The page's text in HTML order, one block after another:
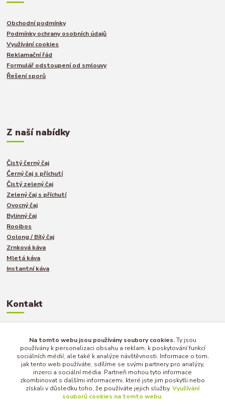
Obchodní podmínky
Podmínky ochrany osobních údajů
Využívání cookies
Reklamační řád
Formulář odstoupení od smlouvy
Řešení sporů
Z naší nabídky
Čistý černý čaj
Černý čaj s příchutí
Čistý zelený čaj
Zelený čaj s příchutí
Ovocný čaj
Bylinný čaj
Rooibos
Oolong / Bílý čaj
Zrnková káva
Mletá káva
Instantní káva
Kontakt
Jakub Turek
+420 735 040 893
info@afternoon-tea.cz
Na tomto webu jsou používány soubory cookies.Ty jsou
používány k personalizaci obsahu a reklam, k poskytování funkcí
sociálních médií, ale také k analýze návštěvnosti. Informace o tom,
jak tento web používáte, sdílíme se svými partnery pro analýzy,
inzerci a sociální média. Partneři mohou tyto informace
zkombinovat s dalšími informacemi, které jste jim poskytli nebo
získali v důsledku toho, že používáte jejich služby. Využívání
souborů cookies na tomto webu.